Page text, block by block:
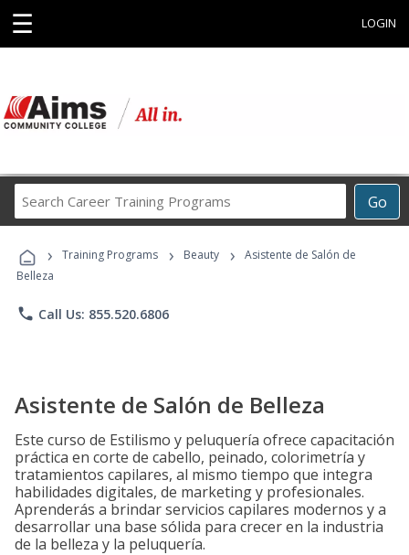
☰ LOGIN
Go
Career
Programs
› Training Programs › Beauty ›
Asistente de Salón de
Belleza
phone Call Us: 855.520.6806
Asistente de Salón de Belleza
Este curso de Estilismo y peluquería ofrece capacitación
práctica en corte de cabello, peinado, colorimetría y
tratamientos capilares, al mismo tiempo que integra
habilidades digitales, de marketing y profesionales.
Aprenderás a brindar servicios capilares modernos y a
desarrollar una base sólida para crecer en la industria
de la belleza y la peluquería.